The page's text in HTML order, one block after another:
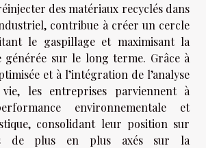
des matériaux recyclés dans
contribue à créer un cercle
le gaspillage et maximisant la
générée sur le long terme. Grâce à
et à l’intégration de l’analyse
les entreprises parviennent à
environnementale et
consolidant leur position sur
de plus en plus axés sur la